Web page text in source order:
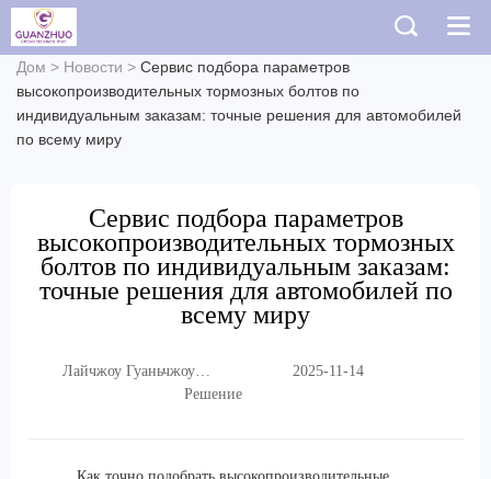
Дом > Новости > Сервис подбора параметров
высокопроизводительных тормозных болтов по
индивидуальным заказам: точные решения для автомобилей
по всему миру
Сервис подбора параметров
высокопроизводительных тормозных
болтов по индивидуальным заказам:
точные решения для автомобилей по
всему миру
Лайчжоу Гуаньчжоу
Торговая Компания,
2025-11-14
Решение